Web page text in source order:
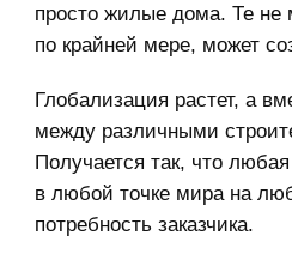
просто жилые дома. Те не
по крайней мере, может
Глобализация растет, а
между различными
Получается так, что любая
в любой точке мира на
потребность заказчика.